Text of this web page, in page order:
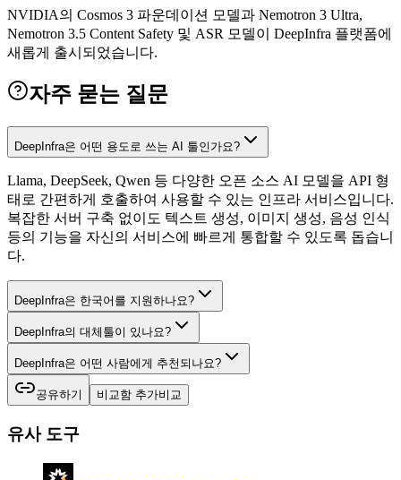
NVIDIA의 Cosmos 3 파운데이션 모델과 Nemotron 3 Ultra,
Nemotron 3.5 Content Safety 및 ASR 모델이 DeepInfra 플랫폼에
새롭게 출시되었습니다.
자주 묻는 질문
DeepInfra은 어떤 용도로 쓰는 AI 툴인가요?
Llama, DeepSeek, Qwen 등 다양한 오픈 소스 AI 모델을 API 형
태로 간편하게 호출하여 사용할 수 있는 인프라 서비스입니다.
복잡한 서버 구축 없이도 텍스트 생성, 이미지 생성, 음성 인식
등의 기능을 자신의 서비스에 빠르게 통합할 수 있도록 돕습니
다.
DeepInfra은 한국어를 지원하나요?
DeepInfra의 대체툴이 있나요?
DeepInfra은 어떤 사람에게 추천되나요?
공유하기 비교함 추가비교
유사 도구